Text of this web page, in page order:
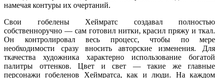
намечая контуры их очертаний.
Свои гобелены Хеймратс создавал полностью
собственноручно — сам готовил нитки, красил пряжу и ткал.
Он контролировал весь процесс, чтобы по мере
необходимости сразу вносить авторские изменения. Для
ткачества художника характерно использование богатой
палитры оттенков. Цвет и свет — такие же главные
персонажи гобеленов Хеймратса, как и люди. На каждом